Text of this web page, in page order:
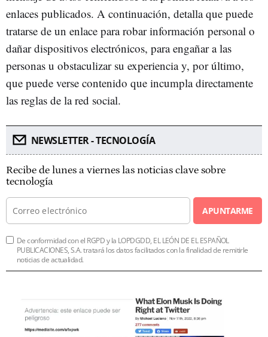
enlaces publicados. A continuación, detalla que puede
tratarse de un enlace para robar información personal o
dañar dispositivos electrónicos, para engañar a las
personas u obstaculizar su experiencia y, por último,
que puede verse contenido que incumpla directamente
las reglas de la red social.
NEWSLETTER - TECNOLOGÍA
Recibe de lunes a viernes las noticias clave sobre
tecnología
APUNTARME
De conformidad con el RGPD y la LOPDGDD, EL LEÓN DE EL ESPAÑOL
PUBLICACIONES, S.A. tratará los datos facilitados con la finalidad de remitirle
noticias de actualidad.